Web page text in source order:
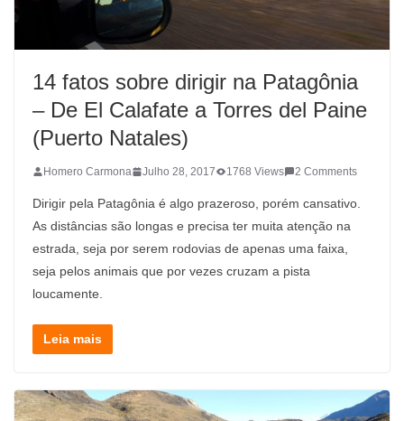
14 fatos sobre dirigir na Patagônia
– De El Calafate a Torres del Paine
(Puerto Natales)
Homero Carmona Julho 28, 2017 1768 Views 2 Comments
Dirigir pela Patagônia é algo prazeroso, porém cansativo.
As distâncias são longas e precisa ter muita atenção na
estrada, seja por serem rodovias de apenas uma faixa,
seja pelos animais que por vezes cruzam a pista
loucamente.
Leia mais